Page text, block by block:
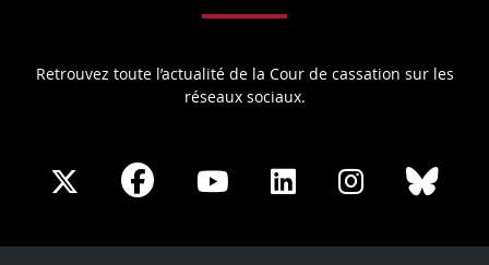
Retrouvez toute l’actualité de la Cour de cassation sur les
réseaux sociaux.
Share
X
Share
Facebook
Share
Youtube
Share
LinkedIn
Share
Instagram